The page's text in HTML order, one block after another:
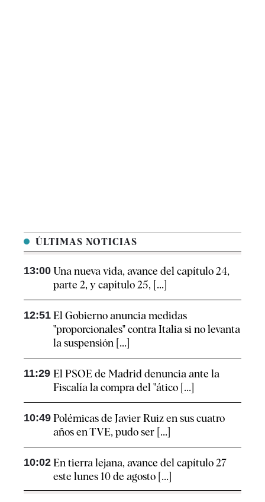
ÚLTIMAS NOTICIAS
13:00 Una nueva vida, avance del capítulo 24,
parte 2, y capítulo 25, [...]
12:51 El Gobierno anuncia medidas
"proporcionales" contra Italia si no levanta
la suspensión [...]
11:29 El PSOE de Madrid denuncia ante la
Fiscalía la compra del "ático [...]
10:49 Polémicas de Javier Ruiz en sus cuatro
años en TVE, pudo ser [...]
10:02 En tierra lejana, avance del capítulo 27
este lunes 10 de agosto [...]